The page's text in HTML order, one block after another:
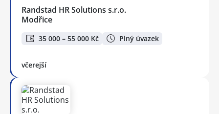
Randstad HR Solutions s.r.o.
Modřice
35 000 – 55 000 Kč Plný úvazek
včerejší